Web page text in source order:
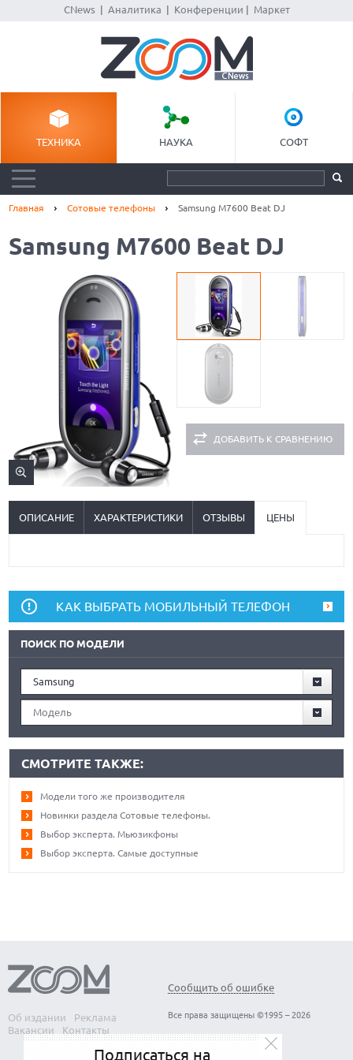
CNews| Аналитика Конференции Маркет
ТЕХНИКА НАУКА СОФТ
Главная Сотовые телефоны Samsung M7600 Beat DJ
Samsung M7600 Beat DJ
ДОБАВИТЬ К СРАВНЕНИЮ
ОПИСАНИЕ ХАРАКТЕРИСТИКИ ОТЗЫВЫ ЦЕНЫ
КАК ВЫБРАТЬ МОБИЛЬНЫЙ ТЕЛЕФОН
ПОИСК ПО МОДЕЛИ
Samsung
Модель
СМОТРИТЕ ТАКЖЕ:
Модели того же производителя
Новинки раздела Сотовые телефоны.
Выбор эксперта. Мьюзикфоны
Выбор эксперта. Самые доступные
Об издании
Реклама
Вакансии
Контакты
Сообщить об ошибке
Все права защищены ©1995 – 2026
Подписаться на